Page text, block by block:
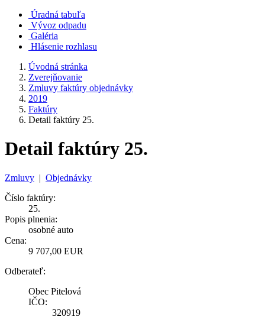
Úradná tabuľa
Vývoz odpadu
Galéria
Hlásenie rozhlasu
Úvodná stránka
Zverejňovanie
Zmluvy faktúry objednávky
2019
Faktúry
Detail faktúry 25.
Detail faktúry 25.
Zmluvy | Objednávky
Číslo faktúry:
25.
Popis plnenia:
osobné auto
Cena:
9 707,00 EUR
Odberateľ:
Obec Pitelová
IČO:
320919